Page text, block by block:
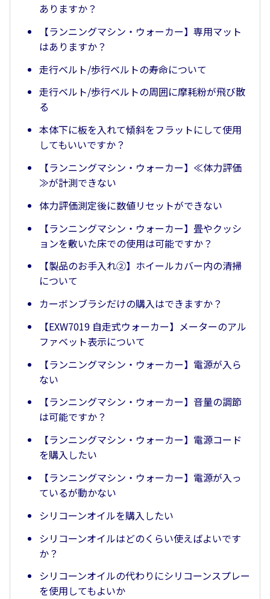
ありますか？
【ランニングマシン・ウォーカー】専用マット
はありますか？
走行ベルト/歩行ベルトの寿命について
走行ベルト/歩行ベルトの周囲に摩耗粉が飛び散
る
本体下に板を入れて傾斜をフラットにして使用
してもいいですか？
【ランニングマシン・ウォーカー】≪体力評価
≫が計測できない
体力評価測定後に数値リセットができない
【ランニングマシン・ウォーカー】畳やクッシ
ョンを敷いた床での使用は可能ですか？
【製品のお手入れ②】ホイールカバー内の清掃
について
カーボンブラシだけの購入はできますか？
【EXW7019 自走式ウォーカー】メーターのアル
ファベット表示について
【ランニングマシン・ウォーカー】電源が入ら
ない
【ランニングマシン・ウォーカー】音量の調節
は可能ですか？
【ランニングマシン・ウォーカー】電源コード
を購入したい
【ランニングマシン・ウォーカー】電源が入っ
ているが動かない
シリコーンオイルを購入したい
シリコーンオイルはどのくらい使えばよいです
か？
シリコーンオイルの代わりにシリコーンスプレー
を使用してもよいか